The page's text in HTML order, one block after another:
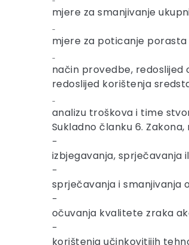
mjere za smanjivanje
₋
mjere za poticanje
₋
način provedbe,
redoslijed korištenja
₋
analizu troškova i time
Sukladno članku 6.
−
izbjegavanja, sprječavanja
−
sprječavanja i smanjivanja
−
očuvanja kvalitete zraka
−
korištenja učinkovitijih